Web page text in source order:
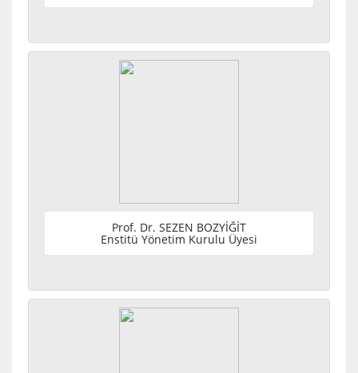
Prof. Dr. SEZEN BOZYİĞİT
Enstitü Yönetim Kurulu Üyesi